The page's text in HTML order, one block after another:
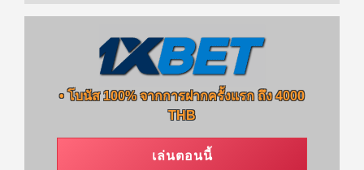
• โบนัส 100% จากการฝากครั้งแรก ถึง 4000
THB
เล่นตอนนี้